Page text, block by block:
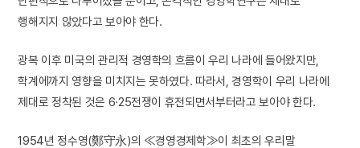
행해지지 않았다고 보아야 한다.
광복 이후 미국의 관리적 경영학의 흐름이 우리 나라에 들어왔지만,
학계에까지 영향을 미치지는 못하였다. 따라서, 경영학이 우리 나라에
제대로 정착된 것은 6·25전쟁이 휴전되면서부터라고 보아야 한다.
1954년 정수영(鄭守永)의 ≪경영경제학≫이 최초의 우리말